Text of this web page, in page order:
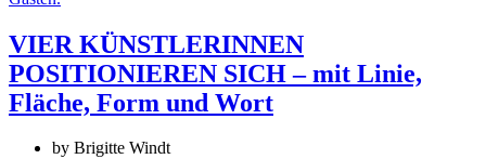
VIER KÜNSTLERINNEN
POSITIONIEREN SICH – mit Linie,
Fläche, Form und Wort
by Brigitte Windt